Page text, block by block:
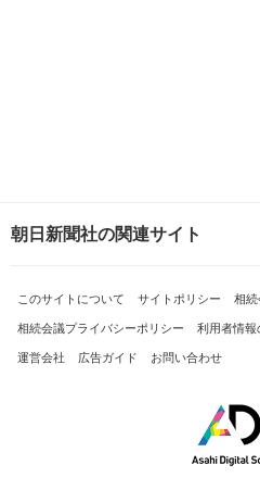
朝日新聞社の関連サイト
このサイトについて サイトポリシー 相続
相続会議プライバシーポリシー 利用者情報
運営会社 広告ガイド お問い合わせ